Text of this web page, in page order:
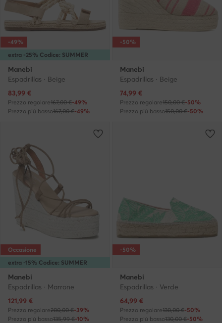
extra -25% Codice: SUMMER
-49%
Manebi
Espadrillas · Beige
Prezzo attuale
83,99 €
Prezzo regolare167,00 €-49%
Prezzo più basso167,00 €-49%
-50%
Manebi
Espadrillas · Beige
Prezzo attuale
74,99 €
Prezzo regolare150,00 €-50%
Prezzo più basso150,00 €-50%
extra -15% Codice: SUMMER
Occasione
Manebi
Espadrillas · Marrone
Prezzo attuale
121,99 €
Prezzo regolare200,00 €-39%
Prezzo più basso135,99 €-10%
-50%
Manebi
Espadrillas · Verde
Prezzo attuale
64,99 €
Prezzo regolare130,00 €-50%
Prezzo più basso130,00 €-50%